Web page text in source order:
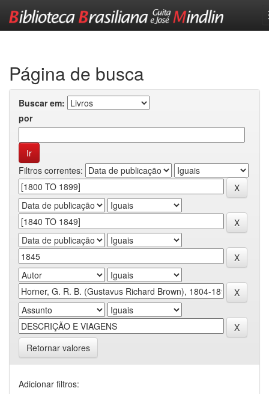
Página de busca
Buscar em:
por
Filtros correntes:
Retornar valores
Adicionar filtros: